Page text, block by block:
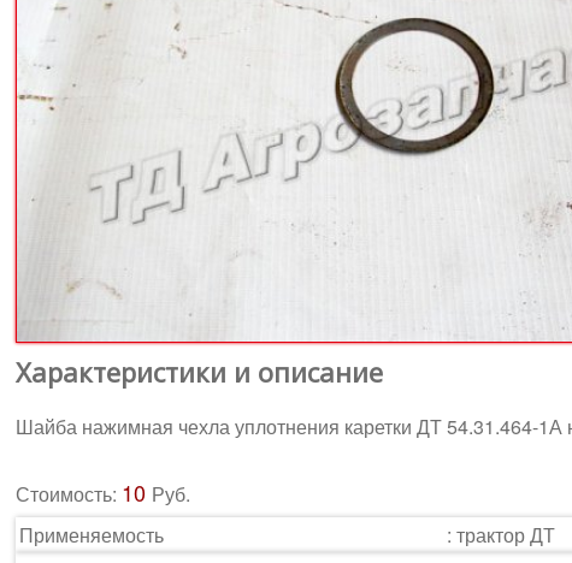
Характеристики и описание
Шайба нажимная чехла уплотнения каретки ДТ 54.31.464-1А
Стоимость: 10 Руб.
Применяемость
:трактор ДТ